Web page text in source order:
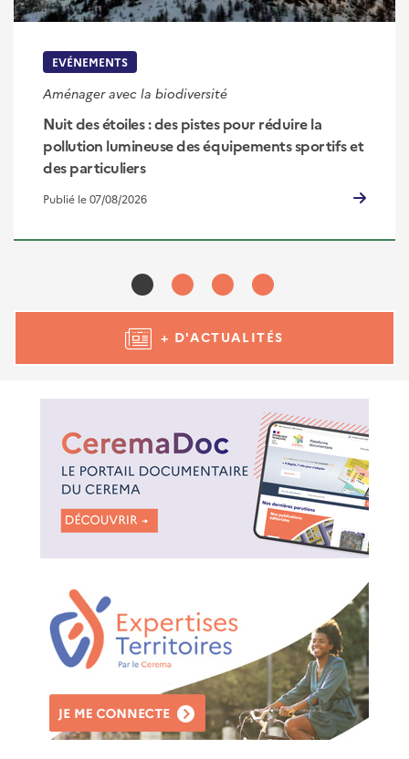
EVÉNEMENTS
Aménager avec la biodiversité
Nuit des étoiles : des pistes pour réduire la
pollution lumineuse des équipements sportifs et
des particuliers
Publié le 07/08/2026
+ D'ACTUALITÉS